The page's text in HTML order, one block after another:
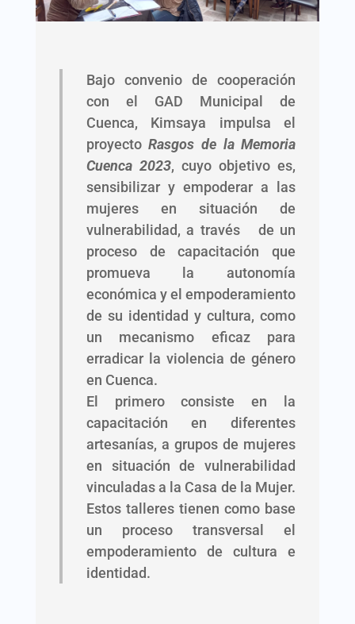
Bajo convenio de cooperación
con el GAD Municipal de
Cuenca, Kimsaya impulsa el
proyectoRasgos de la Memoria
Cuenca 2023, cuyo objetivo es,
sensibilizar y empoderar a las
mujeres en situación de
vulnerabilidad, a través de un
proceso de capacitación que
promueva la autonomía
económica y el empoderamiento
de su identidad y cultura, como
un mecanismo eficaz para
erradicar la violencia de género
en Cuenca.
El primero consiste en la
capacitación en diferentes
artesanías, a grupos de mujeres
en situación de vulnerabilidad
vinculadas a la Casa de la Mujer.
Estos talleres tienen como base
un proceso transversal el
empoderamiento de cultura e
identidad.